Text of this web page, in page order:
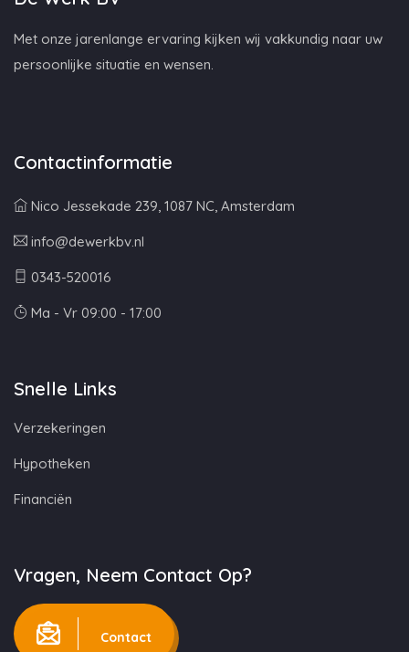
Met onze jarenlange ervaring kijken wij vakkundig naar uw
persoonlijke situatie en wensen.
Contactinformatie
Nico Jessekade 239, 1087 NC, Amsterdam
info@dewerkbv.nl
0343-520016
Ma - Vr 09:00 - 17:00
Snelle Links
Verzekeringen
Hypotheken
Financiën
Vragen, Neem Contact Op?
Contact